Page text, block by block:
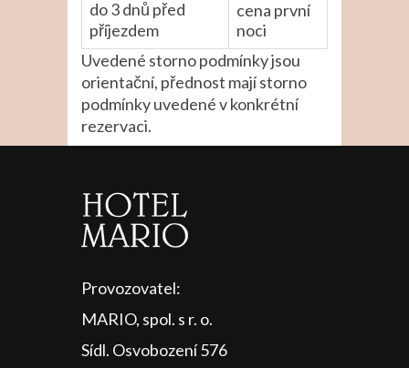
do 3 dnů před
příjezdem
cena první
noci
Uvedené storno podmínky jsou
orientační, přednost mají storno
podmínky uvedené v konkrétní
rezervaci.
Provozovatel:
MARIO, spol. s r. o.
Sídl. Osvobození 576